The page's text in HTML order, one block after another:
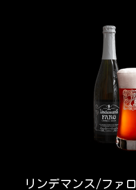
リンデマンス/ファロ